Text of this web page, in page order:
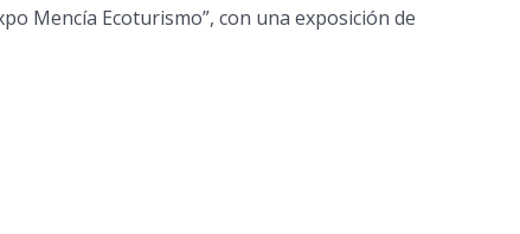
Mencía Ecoturismo”, con una exposición de